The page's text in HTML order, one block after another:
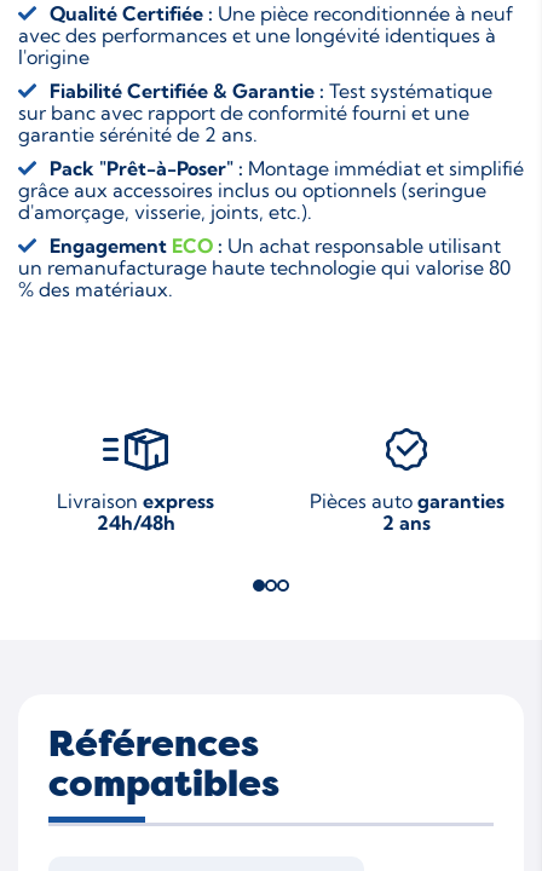
Qualité Certifiée : Une pièce reconditionnée à neuf
avec des performances et une longévité identiques à
l'origine
Fiabilité Certifiée & Garantie : Test systématique
sur banc avec rapport de conformité fourni et une
garantie sérénité de 2 ans.
Pack "Prêt-à-Poser" : Montage immédiat et simplifié
grâce aux accessoires inclus ou optionnels (seringue
d'amorçage, visserie, joints, etc.).
Engagement ECO : Un achat responsable utilisant
un remanufacturage haute technologie qui valorise 80
% des matériaux.
Livraison express
24h/48h
Pièces auto garanties
2 ans
Références
compatibles